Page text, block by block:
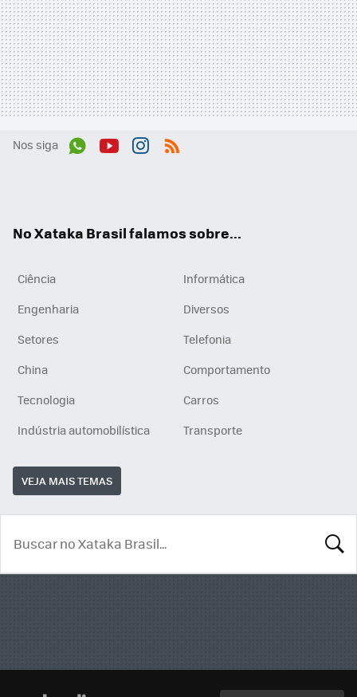
Nos siga
No Xataka Brasil falamos sobre...
Ciência
Informática
Engenharia
Diversos
Setores
Telefonia
China
Comportamento
Tecnologia
Carros
Indústria automobilística
Transporte
VEJA MAIS TEMAS